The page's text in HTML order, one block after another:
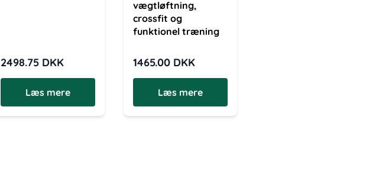
2498.75 DKK
Læs mere
vægtløftning,
crossfit og
funktionel træning
1465.00 DKK
Læs mere